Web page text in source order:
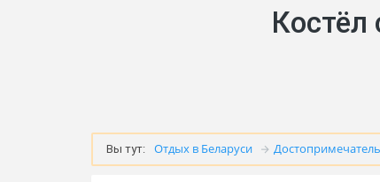
Костёл
Вы тут: Отдых в Беларуси